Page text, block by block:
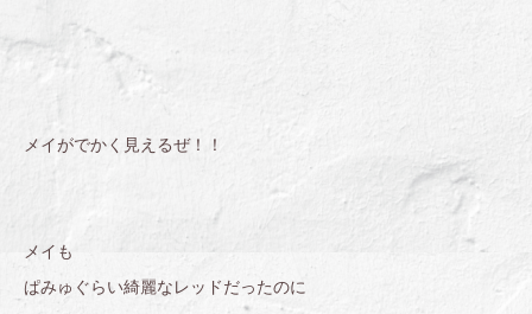
メイがでかく見えるぜ！！
メイも
ぱみゅぐらい綺麗なレッドだったのに